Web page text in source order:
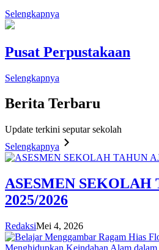
Selengkapnya
Pusat Perpustakaan
Selengkapnya
Berita Terbaru
Update terkini seputar sekolah
Selengkapnya
ASESMEN SEKOLAH
2025/2026
RedaksiMei 4, 2026